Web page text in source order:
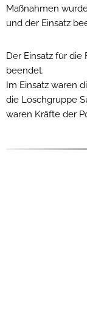
Maßnahmen
und der Einsatz
Der Einsatz für
beendet.
Im Einsatz waren
die Löschgruppe
waren Kräfte der